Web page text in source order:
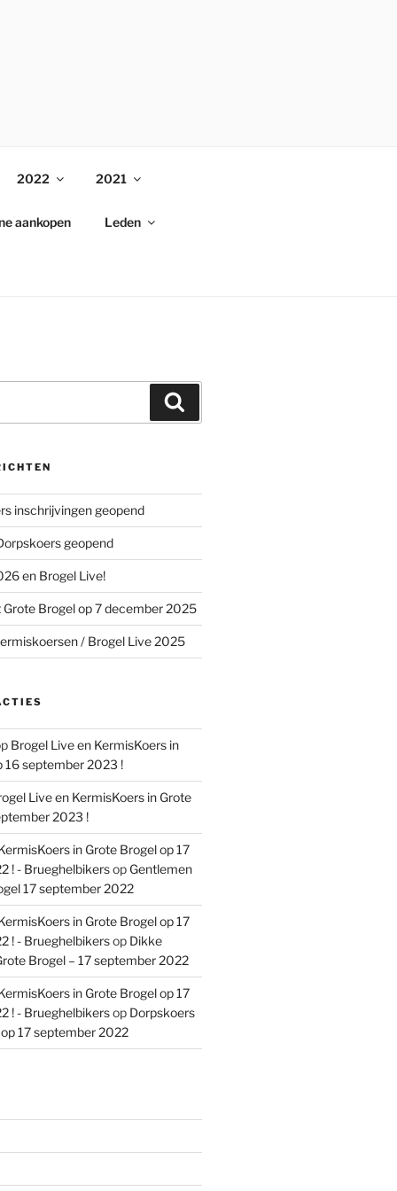
2022 2021
aankopen Leden
inschrijvingen geopend
geopend
en Brogel Live!
Brogel op 7 december 2025
/ Brogel Live 2025
Brogel Live en KermisKoers in
16 september 2023 !
Live en KermisKoers in Grote
2023 !
in Grote Brogel op 17
! - Brueghelbikersop Gentlemen
17 september 2022
in Grote Brogel op 17
! - Brueghelbikersop Dikke
Brogel – 17 september 2022
in Grote Brogel op 17
! - Brueghelbikersop Dorpskoers
17 september 2022